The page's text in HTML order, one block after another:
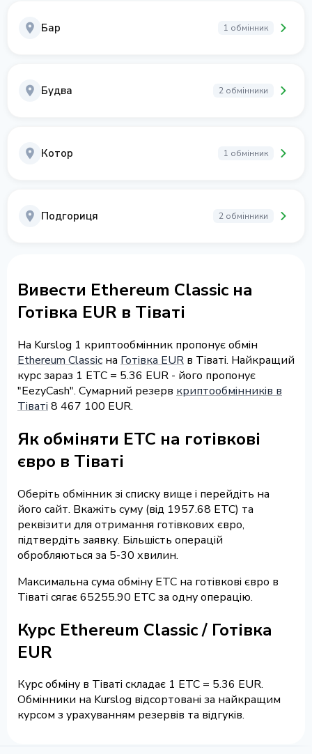
Бар 1 обмінник
Будва 2 обмінники
Котор 1 обмінник
Подгориця 2 обмінники
Вивести Ethereum Classic на
Готівка EUR в Тіваті
На Kurslog 1 криптообмінник пропонує обмін
Ethereum Classic на Готівка EUR в Тіваті. Найкращий
курс зараз 1 ETC = 5.36 EUR - його пропонує
"EezyCash". Сумарний резерв криптообмінників в
Тіваті 8 467 100 EUR.
Як обміняти ETC на готівкові
євро в Тіваті
Оберіть обмінник зі списку вище і перейдіть на
його сайт. Вкажіть суму (від 1957.68 ETC) та
реквізити для отримання готівкових євро,
підтвердіть заявку. Більшість операцій
обробляються за 5-30 хвилин.
Максимальна сума обміну ETC на готівкові євро в
Тіваті сягає 65255.90 ETC за одну операцію.
Курс Ethereum Classic / Готівка
EUR
Курс обміну в Тіваті складає 1 ETC = 5.36 EUR.
Обмінники на Kurslog відсортовані за найкращим
курсом з урахуванням резервів та відгуків.